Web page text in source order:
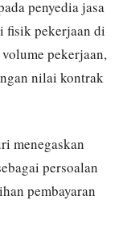
penyedia jasa
fisik pekerjaan di
pekerjaan,
nilai kontrak
menegaskan
persoalan
pembayaran